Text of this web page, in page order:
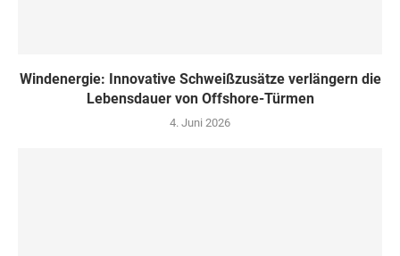
Windenergie: Innovative Schweißzusätze verlängern die
Lebensdauer von Offshore-Türmen
4. Juni 2026